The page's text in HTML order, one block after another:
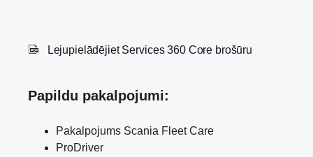
Lejupielādējiet Services 360 Core brošūru
Papildu pakalpojumi:
Pakalpojums Scania Fleet Care
ProDriver